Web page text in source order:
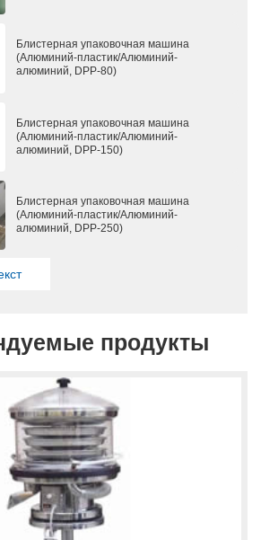
Блистерная упаковочная машина
(Алюминий-пластик/Алюминий-
алюминий, DPP-80)
Блистерная упаковочная машина
(Алюминий-пластик/Алюминий-
алюминий, DPP-150)
Блистерная упаковочная машина
(Алюминий-пластик/Алюминий-
алюминий, DPP-250)
продукты